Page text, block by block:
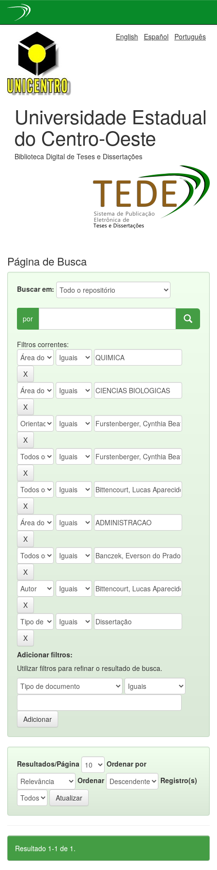
navigation
English Español Português
Universidade Estadual
do Centro-Oeste
Biblioteca Digital de Teses e Dissertações
Página de Busca
Buscar em:
por
Filtros correntes:
Adicionar filtros:
Utilizar filtros para refinar o resultado de busca.
Resultados/Página
Ordenar por
Ordenar
Registro(s)
Resultado 1-1 de 1.